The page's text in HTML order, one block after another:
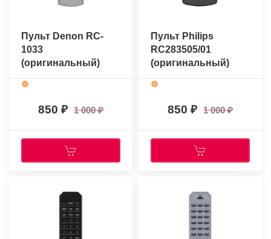
Пульт Denon RC-
1033
(оригинальный)
850 1 000
Пульт Philips
RC283505/01
(оригинальный)
850 1 000